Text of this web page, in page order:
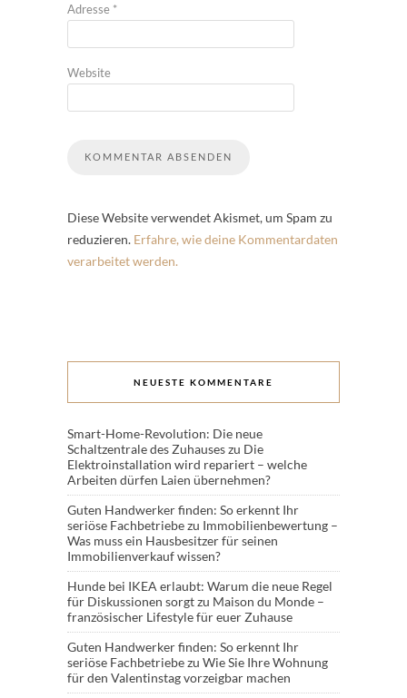
Adresse *
Website
Diese Website verwendet Akismet, um Spam zu
reduzieren. Erfahre, wie deine Kommentardaten
verarbeitet werden.
NEUESTE KOMMENTARE
Smart-Home-Revolution: Die neue
Schaltzentrale des Zuhauseszu Die
Elektroinstallation wird repariert – welche
Arbeiten dürfen Laien übernehmen?
Guten Handwerker finden: So erkennt Ihr
seriöse Fachbetriebezu Immobilienbewertung –
Was muss ein Hausbesitzer für seinen
Immobilienverkauf wissen?
Hunde bei IKEA erlaubt: Warum die neue Regel
für Diskussionen sorgtzu Maison du Monde –
französischer Lifestyle für euer Zuhause
Guten Handwerker finden: So erkennt Ihr
seriöse Fachbetriebezu Wie Sie Ihre Wohnung
für den Valentinstag vorzeigbar machen